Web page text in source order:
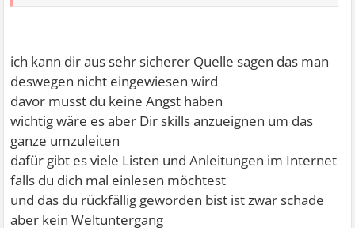
ich kann dir aus sehr sicherer Quelle sagen das man
deswegen nicht eingewiesen wird
davor musst du keine Angst haben
wichtig wäre es aber Dir skills anzueignen um das
ganze umzuleiten
dafür gibt es viele Listen und Anleitungen im Internet
falls du dich mal einlesen möchtest
und das du rückfällig geworden bist ist zwar schade
aber kein Weltuntergang